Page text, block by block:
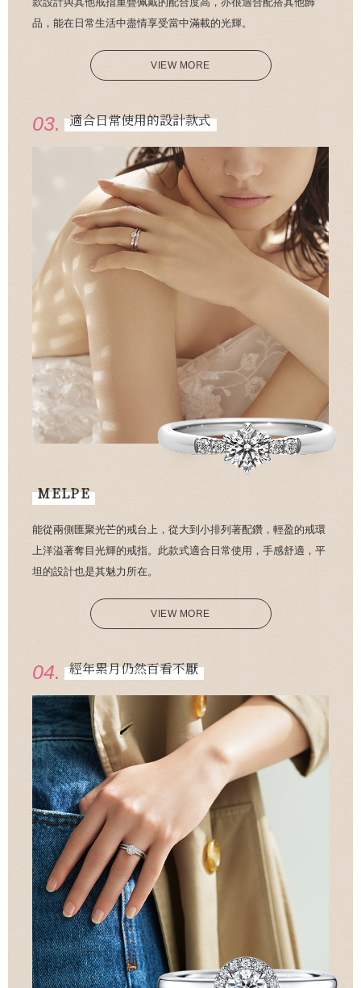
品，能在日常生活中盡情享受當中滿載的光輝。
VIEW MORE
03. 適合日常使用的設計款式
MELPE
能從兩側匯聚光芒的戒台上，從大到小排列著配鑽，輕盈的戒環
上洋溢著奪目光輝的戒指。此款式適合日常使用，手感舒適，平
坦的設計也是其魅力所在。
VIEW MORE
04. 經年累月仍然百看不厭